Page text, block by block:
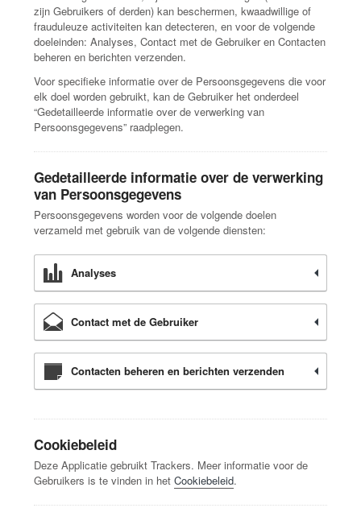
zijn Gebruikers of derden) kan beschermen, kwaadwillige of
frauduleuze activiteiten kan detecteren, en voor de volgende
doeleinden: Analyses, Contact met de Gebruiker en Contacten
beheren en berichten verzenden.
Voor specifieke informatie over de Persoonsgegevens die voor
elk doel worden gebruikt, kan de Gebruiker het onderdeel
“Gedetailleerde informatie over de verwerking van
Persoonsgegevens” raadplegen.
Gedetailleerde informatie over de verwerking
van Persoonsgegevens
Persoonsgegevens worden voor de volgende doelen
verzameld met gebruik van de volgende diensten:
Analyses
Contact met de Gebruiker
Contacten beheren en berichten verzenden
Cookiebeleid
Deze Applicatie gebruikt Trackers. Meer informatie voor de
Gebruikers is te vinden in hetCookiebeleid.